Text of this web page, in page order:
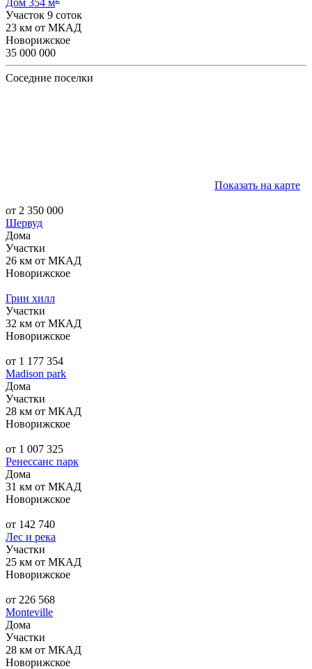
Участок 9 соток
23 км от МКАД
Новорижское
35 000 000
Соседние поселки
Показать на карте
от 2 350 000
Шервуд
Дома
Участки
26 км от МКАД
Новорижское
Грин хилл
Участки
32 км от МКАД
Новорижское
от 1 177 354
Madison park
Дома
Участки
28 км от МКАД
Новорижское
от 1 007 325
Ренессанс парк
Дома
31 км от МКАД
Новорижское
от 142 740
Лес и река
Участки
25 км от МКАД
Новорижское
от 226 568
Monteville
Дома
Участки
28 км от МКАД
Новорижское